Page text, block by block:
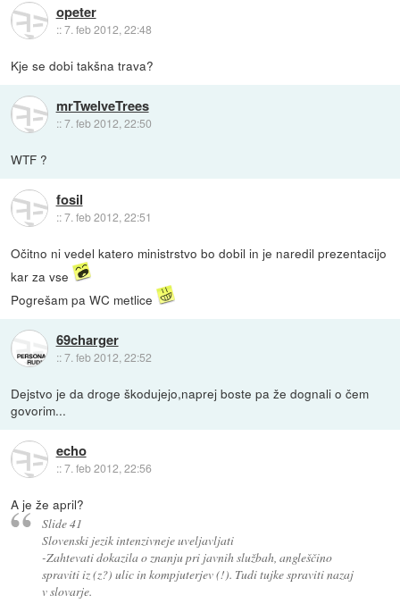
opeter
::7. feb 2012, 22:48
Kje se dobi takšna trava?
mrTwelveTrees
::7. feb 2012, 22:50
WTF ?
fosil
::7. feb 2012, 22:51
Očitno ni vedel katero ministrstvo bo dobil in je naredil prezentacijo
kar za vse
Pogrešam pa WC metlice
69charger
::7. feb 2012, 22:52
Dejstvo je da droge škodujejo,naprej boste pa že dognali o čem
govorim...
echo
::7. feb 2012, 22:56
A je že april?
Slide 41
Slovenski jezik intenzivneje uveljavljati
-Zahtevati dokazila o znanju pri javnih službah, angleščino
spraviti iz (z?) ulic in kompjuterjev (!). Tudi tujke spraviti nazaj
v slovarje.